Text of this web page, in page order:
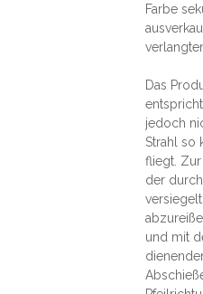
Farbe
Das
jedoch
Strahl so
fliegt. Zur
der
und mit